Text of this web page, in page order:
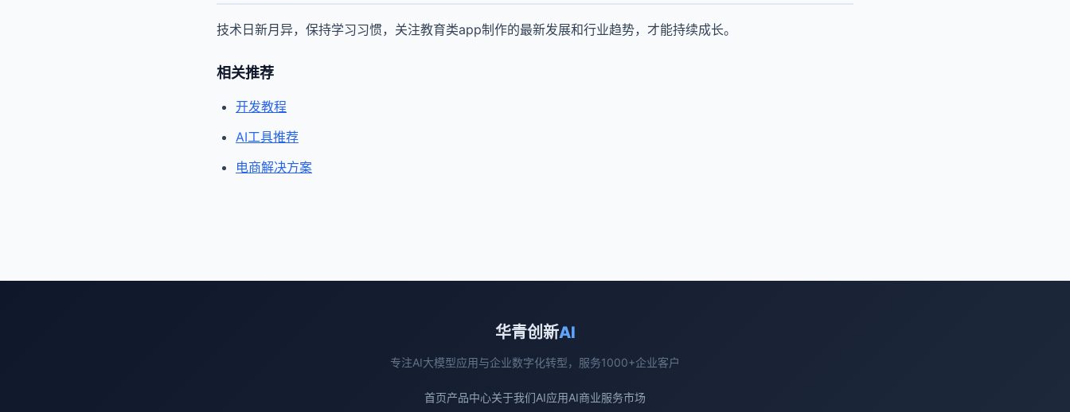
技术日新月异，保持学习习惯，关注教育类app制作的最新发展和行业趋势，才能持续成长。
相关推荐
开发教程
AI工具推荐
电商解决方案
华青创新AI
专注AI大模型应用与企业数字化转型，服务1000+企业客户
首页产品中心关于我们AI应用AI商业服务市场